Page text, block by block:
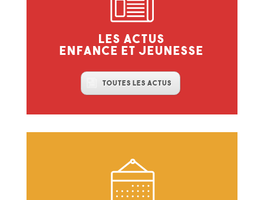
Les actus
enfance et jeunesse
Toutes les actus